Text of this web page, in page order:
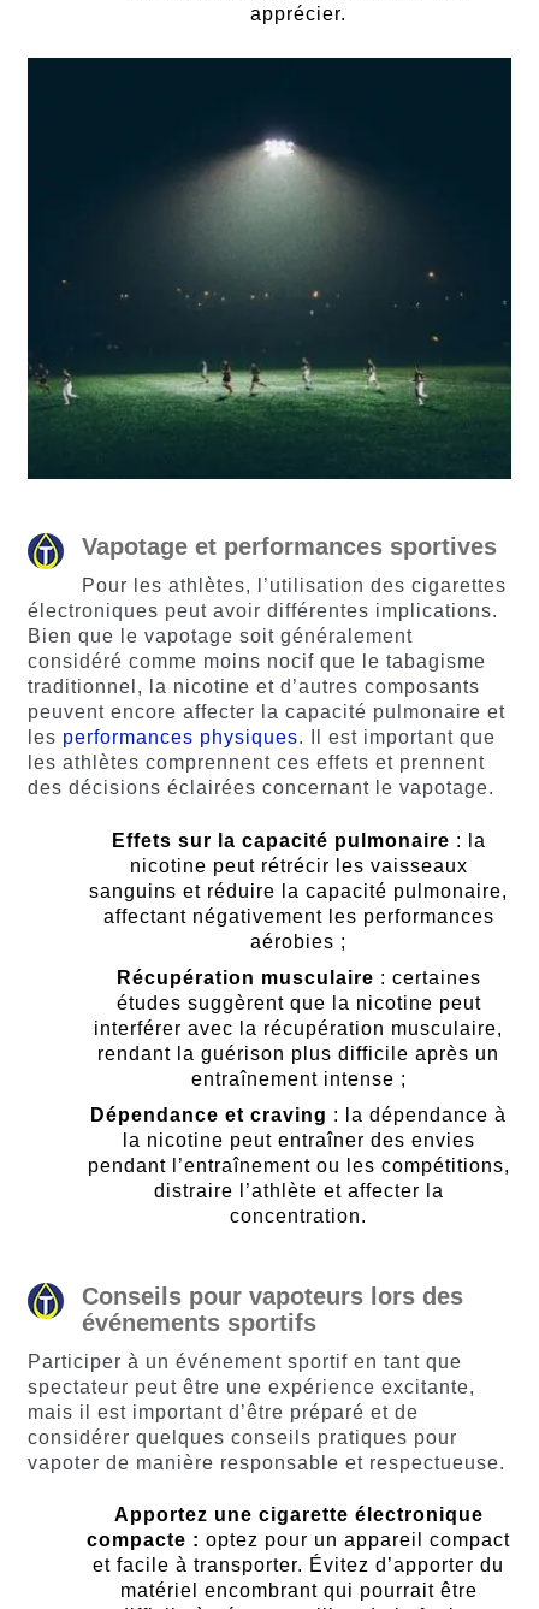
apprécier.
Vapotage et performances sportives
Pour les athlètes, l’utilisation des cigarettes
électroniques peut avoir différentes implications.
Bien que le vapotage soit généralement
considéré comme moins nocif que le tabagisme
traditionnel, la nicotine et d’autres composants
peuvent encore affecter la capacité pulmonaire et
les performances physiques. Il est important que
les athlètes comprennent ces effets et prennent
des décisions éclairées concernant le vapotage.
Effets sur la capacité pulmonaire : la
nicotine peut rétrécir les vaisseaux
sanguins et réduire la capacité pulmonaire,
affectant négativement les performances
aérobies ;
Récupération musculaire : certaines
études suggèrent que la nicotine peut
interférer avec la récupération musculaire,
rendant la guérison plus difficile après un
entraînement intense ;
Dépendance et craving : la dépendance à
la nicotine peut entraîner des envies
pendant l’entraînement ou les compétitions,
distraire l’athlète et affecter la
concentration.
Conseils pour vapoteurs lors des
événements sportifs
Participer à un événement sportif en tant que
spectateur peut être une expérience excitante,
mais il est important d’être préparé et de
considérer quelques conseils pratiques pour
vapoter de manière responsable et respectueuse.
Apportez une cigarette électronique
compacte : optez pour un appareil compact
et facile à transporter. Évitez d’apporter du
matériel encombrant qui pourrait être